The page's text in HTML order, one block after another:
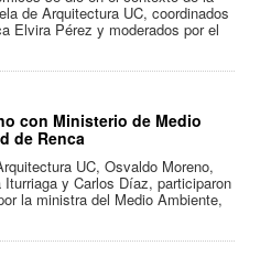
de Arquitectura UC, coordinados
Elvira Pérez y moderados por el
con Ministerio de Medio
de Renca
UC, Osvaldo Moreno,
y Carlos Díaz, participaron
la ministra del Medio Ambiente,